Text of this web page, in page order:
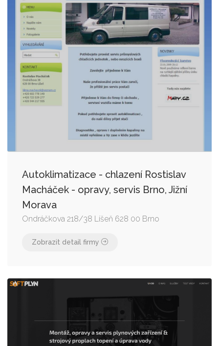
Autoklimatizace - chlazení Rostislav
Macháček - opravy, servis Brno, Jižní
Morava
Ondráčkova 218/38 Líšeň 628 00 Brno
Zobrazit detail firmy